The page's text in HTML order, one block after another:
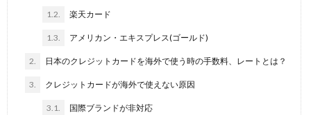
1.2. 楽天カード
1.3. アメリカン・エキスプレス(ゴールド)
2. 日本のクレジットカードを海外で使う時の手数料、レートとは？
3. クレジットカードが海外で使えない原因
3.1. 国際ブランドが非対応